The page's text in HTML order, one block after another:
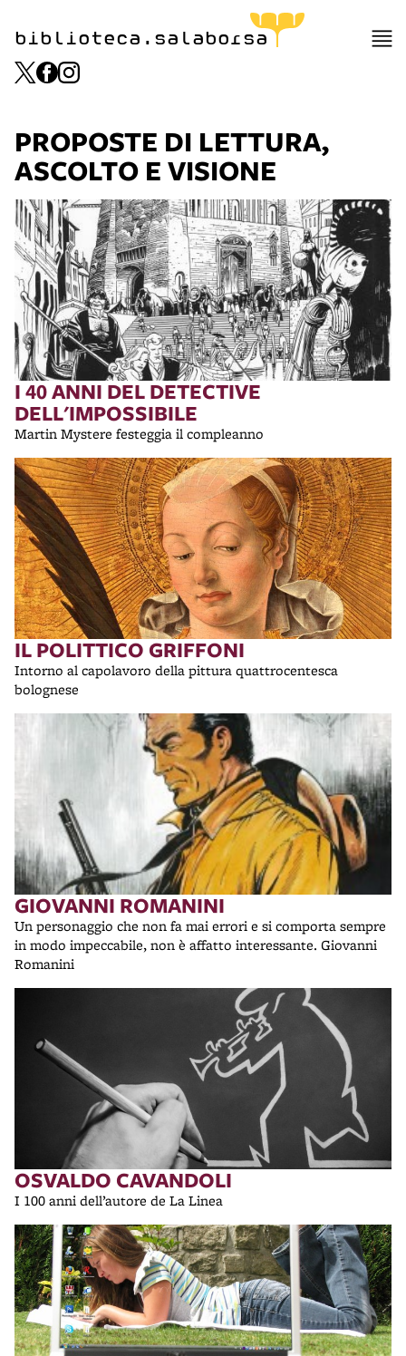
biblioteca.salaborsa
PROPOSTE DI LETTURA,
ASCOLTO E VISIONE
I 40 ANNI DEL DETECTIVE
DELL'IMPOSSIBILE
Martin Mystere festeggia il compleanno
IL POLITTICO GRIFFONI
Intorno al capolavoro della pittura quattrocentesca
bolognese
GIOVANNI ROMANINI
Un personaggio che non fa mai errori e si comporta sempre
in modo impeccabile, non è affatto interessante. Giovanni
Romanini
OSVALDO CAVANDOLI
I 100 anni dell’autore de La Linea